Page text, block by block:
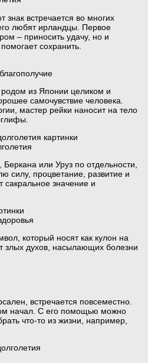
знак встречается во многих
любят ирландцы. Первое
– приносить удачу, но и
сохранить.
из Японии целиком и
самочувствие человека.
мастер рейки наносит на тело
или Уруз по отдельности,
силу, процветание, развитие и
сакральное значение и
который носят как кулон на
злых духов, насылающих болезни
встречается повсеместно.
начал. С его помощью можно
что-то из жизни, например,